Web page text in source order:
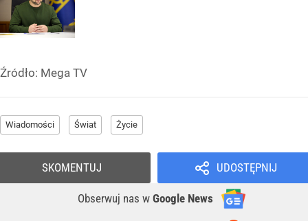
Źródło: Mega TV
Wiadomości Świat Życie
UDOSTĘPNIJ
Obserwuj nas w Google News
SKOMENTUJ